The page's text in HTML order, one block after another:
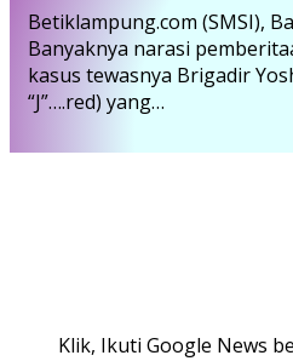
Betiklampung.com (SMSI),
Banyaknya narasi
kasus tewasnya Brigadir
“J”….red) yang…
Klik, Ikuti Google News